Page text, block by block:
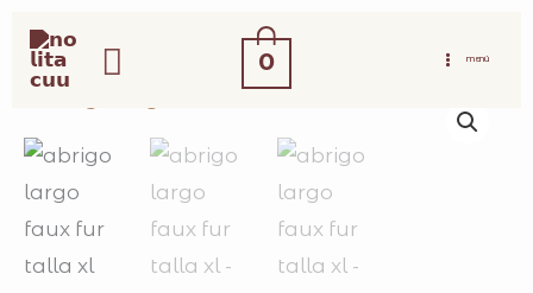
contenido
buscar 0 MENÚ